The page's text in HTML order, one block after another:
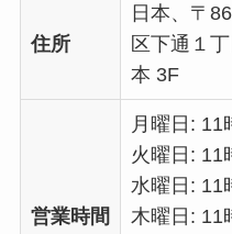
住所
日本、〒
区下通１
本 3F
営業時間
月曜日: 11
火曜日: 11
水曜日: 11
木曜日: 11